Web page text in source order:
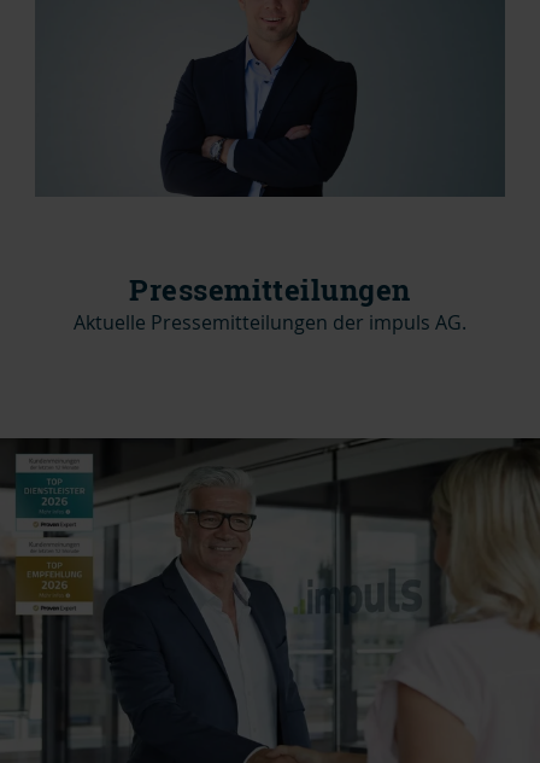
Pressemitteilungen
Aktuelle Pressemitteilungen der impuls AG.